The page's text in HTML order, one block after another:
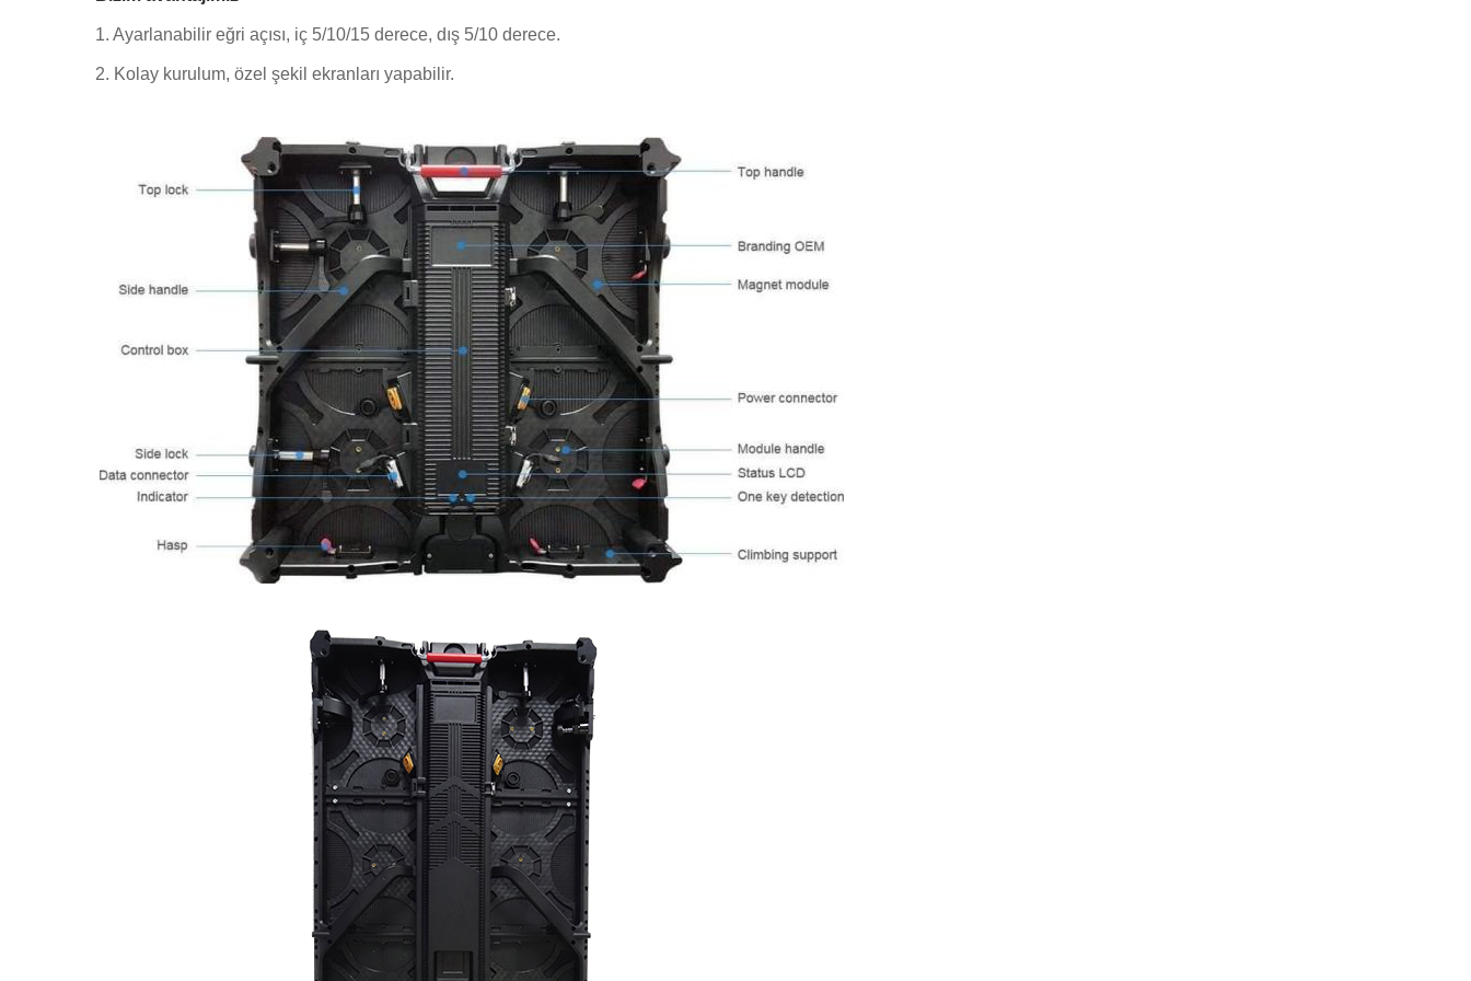
1. Ayarlanabilir eğri açısı, iç 5/10/15 derece, dış 5/10 derece.
2. Kolay kurulum, özel şekil ekranları yapabilir.